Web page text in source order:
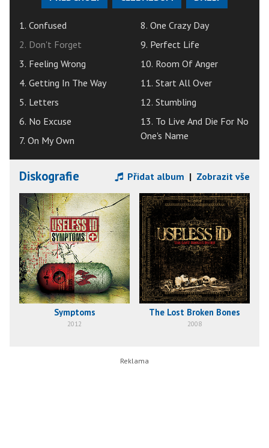
1. Confused
2. Don't Forget
3. Feeling Wrong
4. Getting In The Way
5. Letters
6. No Excuse
7. On My Own
8. One Crazy Day
9. Perfect Life
10. Room Of Anger
11. Start All Over
12. Stumbling
13. To Live And Die For No
One's Name
Diskografie Přidat album | Zobrazit vše
Symptoms
2012
The Lost Broken Bones
2008